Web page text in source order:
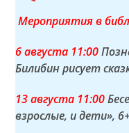
Мероприятия в
6 августа 11:00
Билибин рисует
13 августа 11:00
взрослые, и дети»,